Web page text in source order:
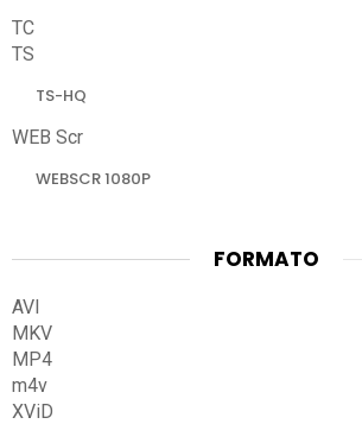
TC
TS
TS-HQ
WEB Scr
WEBSCR 1080P
FORMATO
AVI
MKV
MP4
m4v
XViD